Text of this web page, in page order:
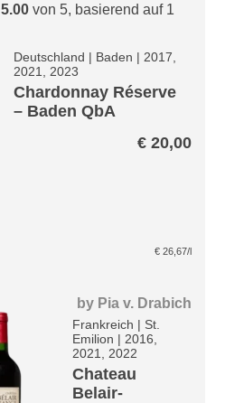
5.00von 5, basierend auf 1
Deutschland | Baden | 2017,
2021, 2023
Chardonnay Réserve
– Baden QbA
€ 20,00
€ 26,67/l
by Pia v. Drabich
Frankreich | St.
Emilion | 2016,
2021, 2022
Chateau
Belair-